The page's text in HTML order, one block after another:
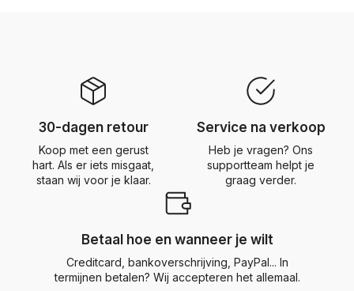
30-dagen retour
Koop met een gerust
hart. Als er iets misgaat,
staan wij voor je klaar.
Service na verkoop
Heb je vragen? Ons
supportteam helpt je
graag verder.
Betaal hoe en wanneer je wilt
Creditcard, bankoverschrijving, PayPal... In
termijnen betalen? Wij accepteren het allemaal.